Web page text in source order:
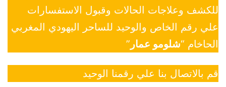
للكشف وعلاجات الحالات وقبول الاستفسارات
علي رقم الخاص والوحيد للساحر اليهودي المغربي
الحاخام “شلومو عمار ”
قم بالاتصال بنا علي رقمنا الوحيد